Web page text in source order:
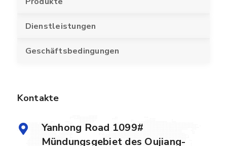
Dienstleistungen
Geschäftsbedingungen
Kontakte
Yanhong Road 1099#
Mündungsgebiet des Oujiang-